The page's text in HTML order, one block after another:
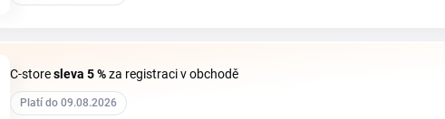
C-storesleva 5 %za registraci v obchodě
Platí do 09.08.2026